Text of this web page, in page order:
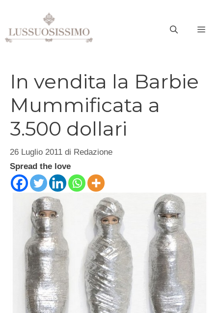
contenuto
In vendita la Barbie
Mummificata a
3.500 dollari
26 Luglio 2011 di Redazione
Spread the love